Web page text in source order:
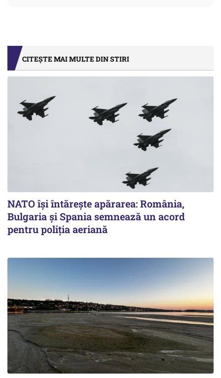
CITEȘTE MAI MULTE DIN STIRI
NATO își întărește apărarea: România,
Bulgaria și Spania semnează un acord
pentru poliția aeriană